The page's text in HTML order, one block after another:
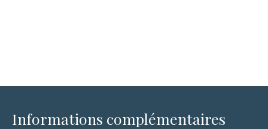
Informations complémentaires